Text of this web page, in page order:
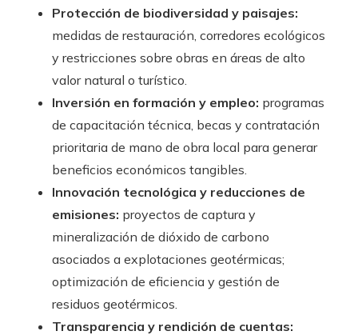
Protección de biodiversidad y paisajes:
medidas de restauración, corredores ecológicos
y restricciones sobre obras en áreas de alto
valor natural o turístico.
Inversión en formación y empleo: programas
de capacitación técnica, becas y contratación
prioritaria de mano de obra local para generar
beneficios económicos tangibles.
Innovación tecnológica y reducciones de
emisiones: proyectos de captura y
mineralización de dióxido de carbono
asociados a explotaciones geotérmicas;
optimización de eficiencia y gestión de
residuos geotérmicos.
Transparencia y rendición de cuentas: